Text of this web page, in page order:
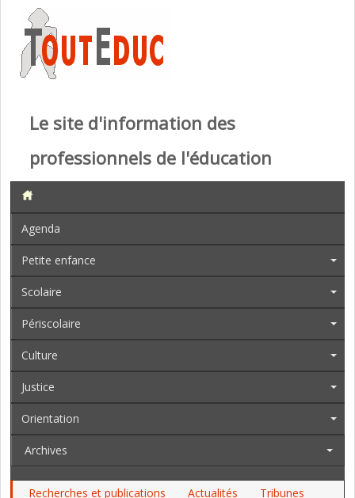
Le site d'information des
professionnels de l'éducation
Agenda
Petite enfance
Scolaire
Périscolaire
Culture
Justice
Orientation
Archives
Recherches et publications Actualités
Tribunes